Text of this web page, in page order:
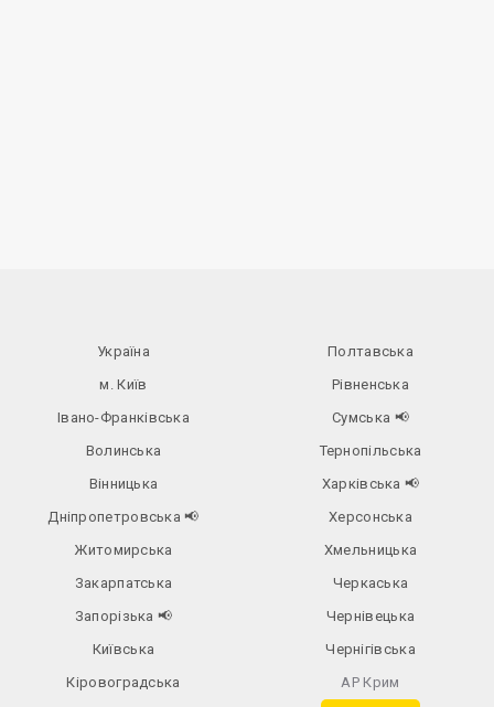
Україна
м. Київ
Івано-Франківська
Волинська
Вінницька
Дніпропетровська📢
Житомирська
Закарпатська
Запорізька 📢
Київська
Кіровоградська
Полтавська
Рівненська
Сумська 📢
Тернопільська
Харківська 📢
Херсонська
Хмельницька
Черкаська
Чернівецька
Чернігівська
АР Крим